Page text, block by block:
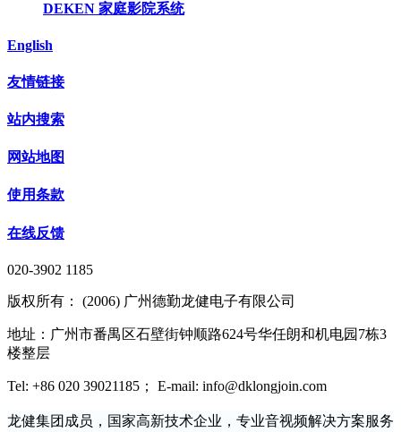
DEKEN 家庭影院系统
English
友情链接
站内搜索
网站地图
使用条款
在线反馈
020-3902 1185
版权所有： (2006) 广州德勤龙健电子有限公司
地址：广州市番禺区石壁街钟顺路624号华任朗和机电园7栋3
楼整层
Tel: +86 020 39021185； E-mail: info@dklongjoin.com
龙健集团成员，国家高新技术企业，专业音视频解决方案服务